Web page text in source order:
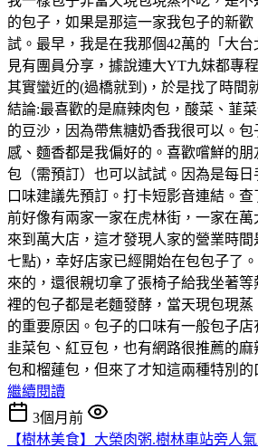
的包子，如果是那這一家我包子的新
試。最早，我是在我那個42萬的「大
見有團員分享，據說連大YT九妹都專
其實蠻近的(過橋就到)，於是找了時間
結論:最喜歡的是麻辣肉包，酸菜、韮
的豆沙，因為帶焦糖奶香我很可以。包
感、麵香都是我偏好的。喜歡嚐鮮的
包（需預訂）也可以試試。因為是每
口味建議先預訂。打卡短影音連結。
前好像有兩家一家在虎林街，一家在
來到萬大店，這才發現人家的營業時間
七點)，幸好店家已經開始在包包子了
來的，還很親切拿了張椅子給我坐著
裡的包子都是老麵發酵，當天現包現
的重要原因。包子的口味有一般包子店
韭菜包、紅豆包，也有網路很推薦的
包和榴蓮包，但來了才知這兩種特別的
繼續閱讀
3個月前
【樹林美食】大榮肉粥.樹林車站旁人